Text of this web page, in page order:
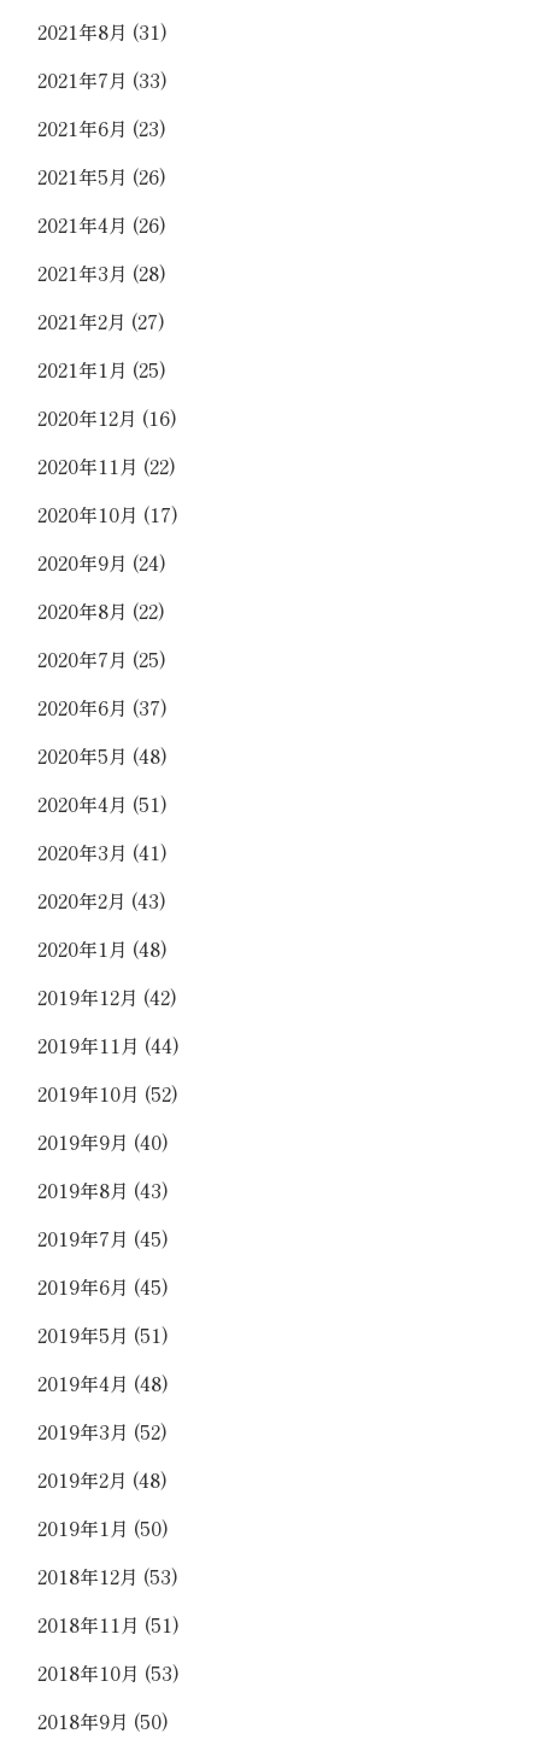
2021年8月 (31)
2021年7月 (33)
2021年6月 (23)
2021年5月 (26)
2021年4月 (26)
2021年3月 (28)
2021年2月 (27)
2021年1月 (25)
2020年12月 (16)
2020年11月 (22)
2020年10月 (17)
2020年9月 (24)
2020年8月 (22)
2020年7月 (25)
2020年6月 (37)
2020年5月 (48)
2020年4月 (51)
2020年3月 (41)
2020年2月 (43)
2020年1月 (48)
2019年12月 (42)
2019年11月 (44)
2019年10月 (52)
2019年9月 (40)
2019年8月 (43)
2019年7月 (45)
2019年6月 (45)
2019年5月 (51)
2019年4月 (48)
2019年3月 (52)
2019年2月 (48)
2019年1月 (50)
2018年12月 (53)
2018年11月 (51)
2018年10月 (53)
2018年9月 (50)